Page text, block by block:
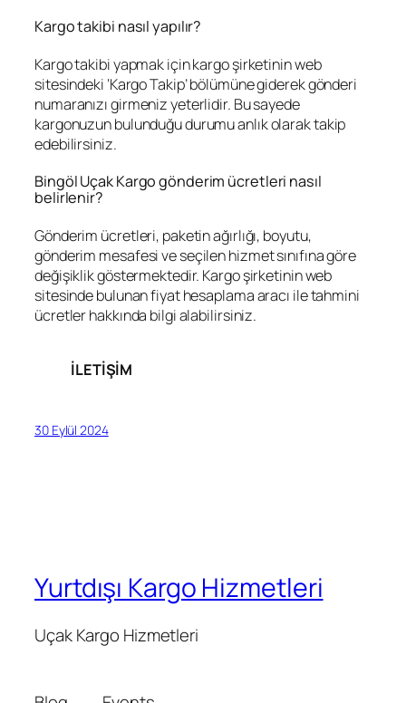
Kargo takibi nasıl yapılır?
Kargo takibi yapmak için kargo şirketinin web
sitesindeki ‘Kargo Takip’ bölümüne giderek gönderi
numaranızı girmeniz yeterlidir. Bu sayede
kargonuzun bulunduğu durumu anlık olarak takip
edebilirsiniz.
Bingöl Uçak Kargo gönderim ücretleri nasıl
belirlenir?
Gönderim ücretleri, paketin ağırlığı, boyutu,
gönderim mesafesi ve seçilen hizmet sınıfına göre
değişiklik göstermektedir. Kargo şirketinin web
sitesinde bulunan fiyat hesaplama aracı ile tahmini
ücretler hakkında bilgi alabilirsiniz.
İLETİŞİM
30 Eylül 2024
Yurtdışı Kargo Hizmetleri
Uçak Kargo Hizmetleri